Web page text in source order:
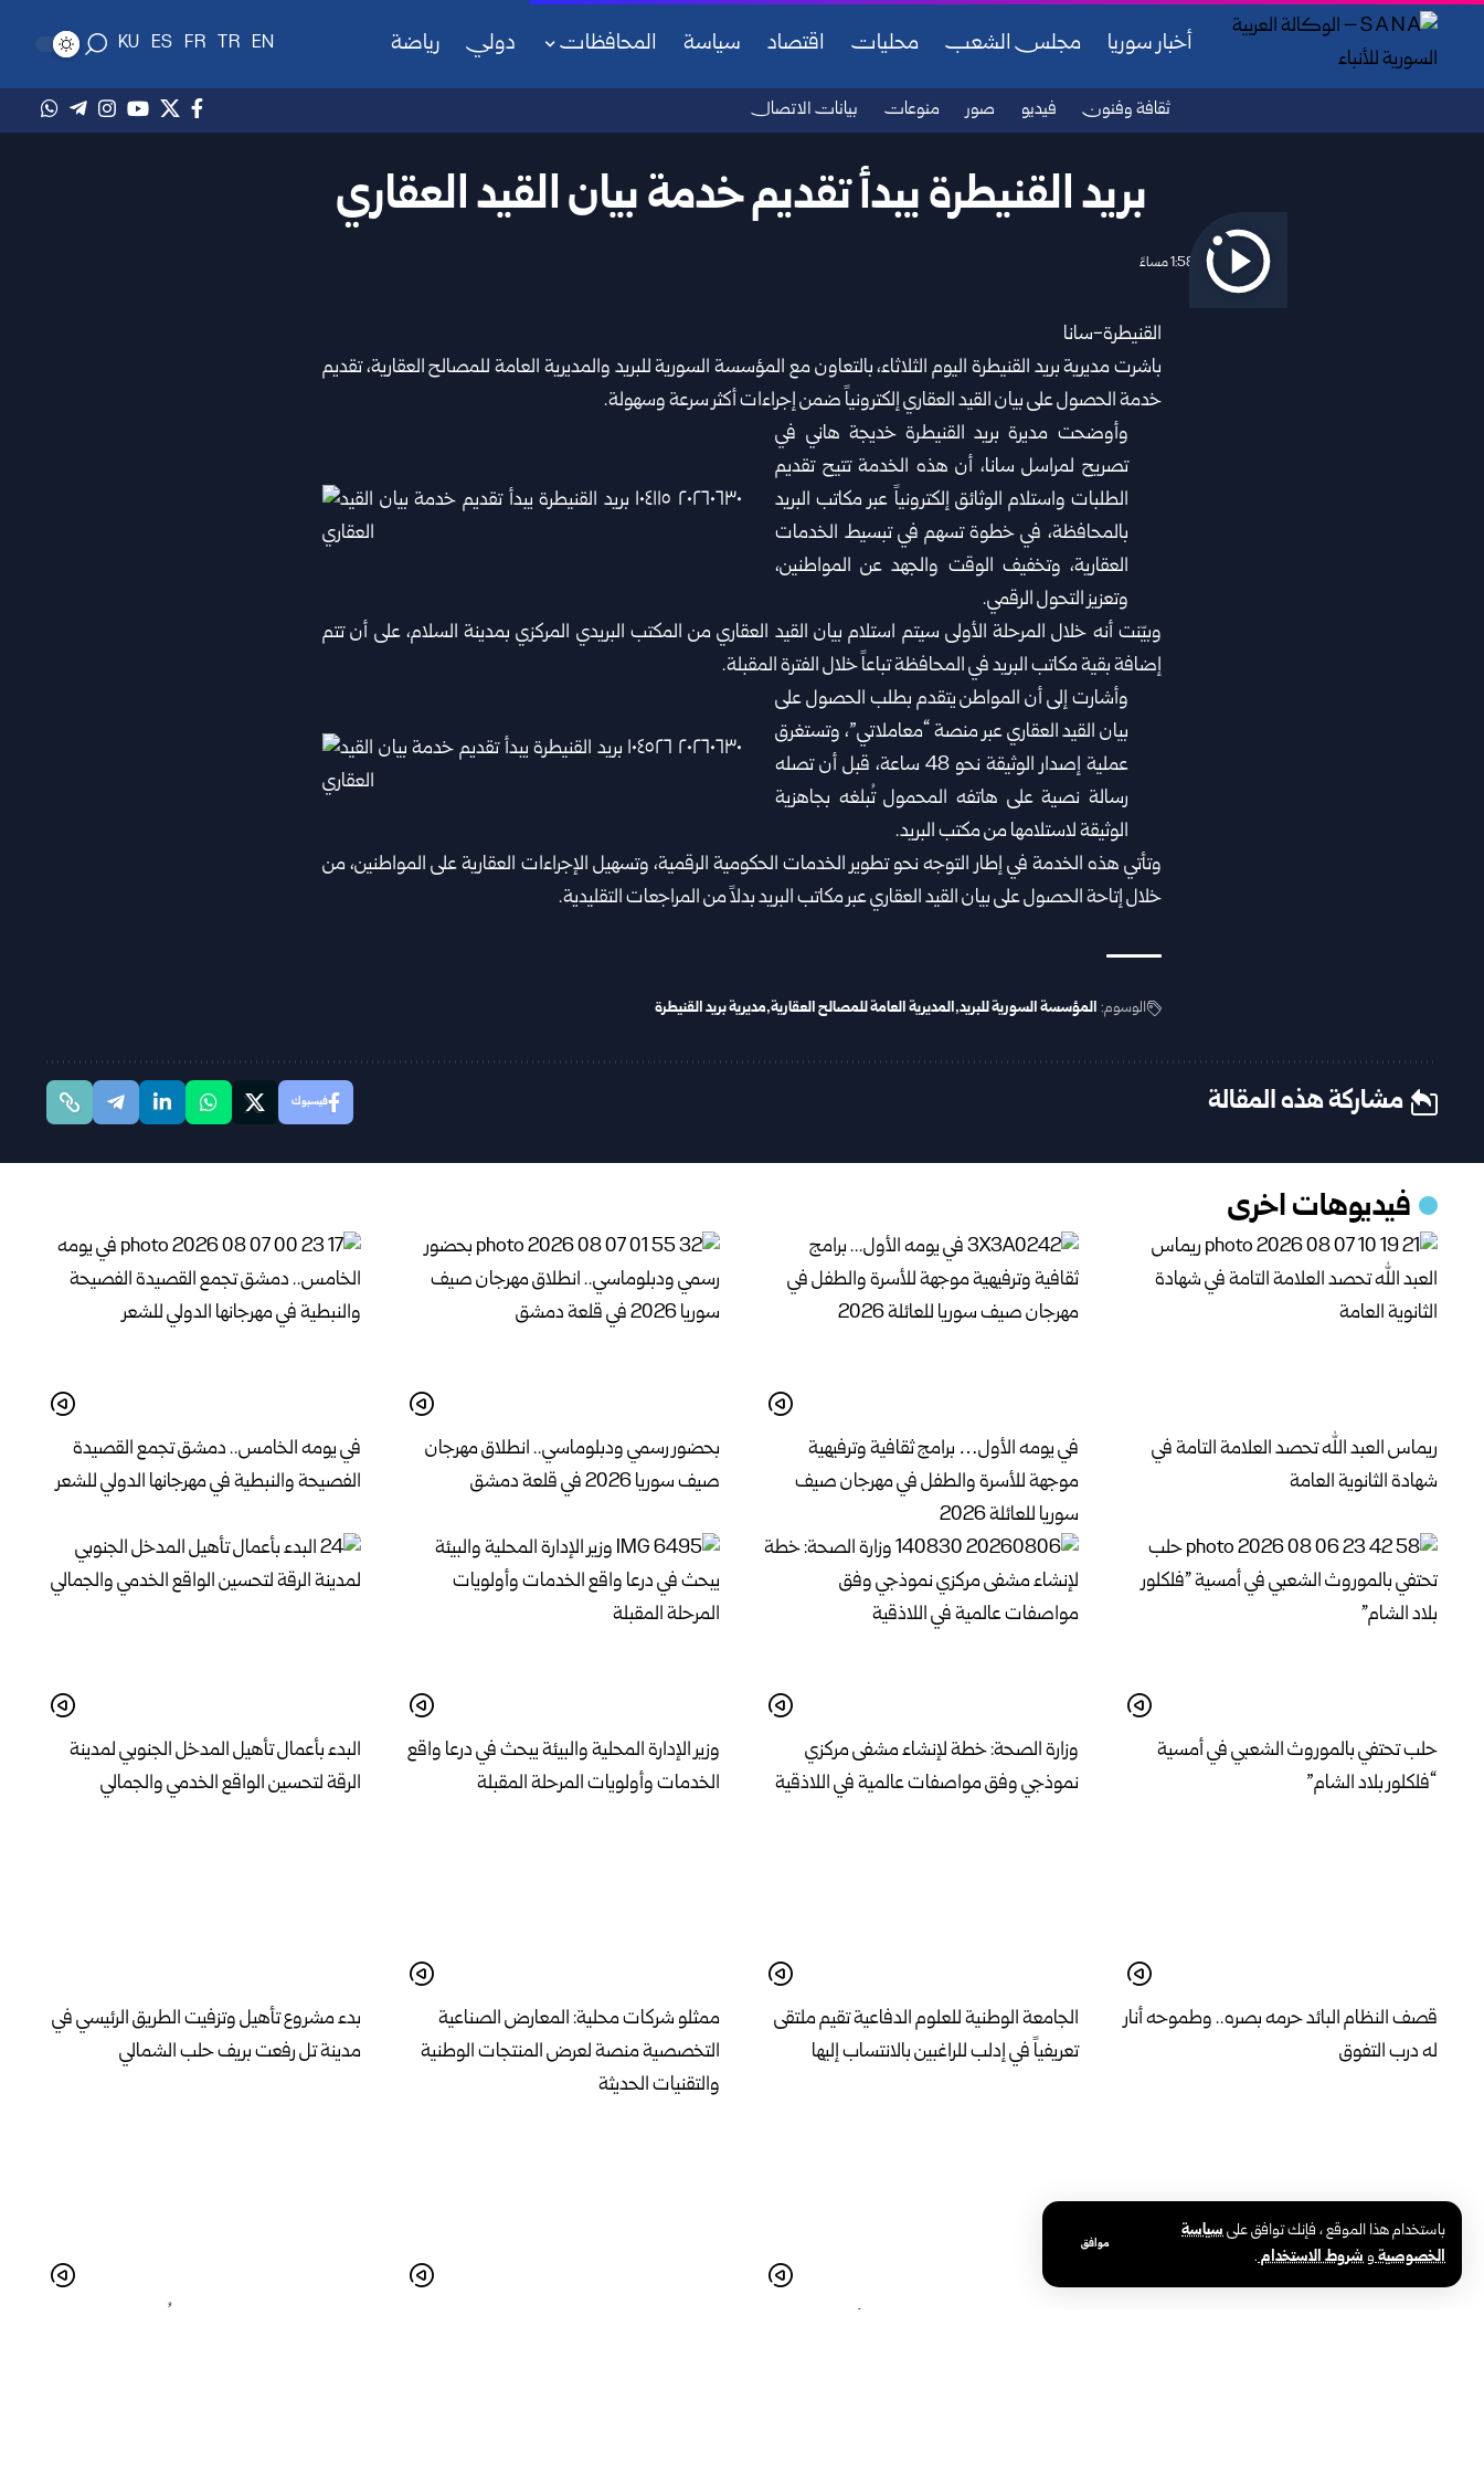
باستخدام هذا الموقع ، فإنك توافق علىسياسة
الخصوصيةوشروط الاستخدام.
موافق
أخبار سوريا مجلس الشعب محليات اقتصاد سياسة المحافظات دولي رياضة EN
TR
FR
ES
KU
ثقافة وفنون فيديو صور منوعات بيانات الاتصال
بريد القنيطرة يبدأ تقديم خدمة بيان القيد العقاري
2026/06/30 1:58 مساءً
القنيطرة-سانا
باشرت مديرية بريد القنيطرة اليوم الثلاثاء، بالتعاون مع المؤسسة السورية للبريد والمديرية العامة للمصالح العقارية، تقديم
خدمة الحصول على بيان القيد العقاري إلكترونياً ضمن إجراءات أكثر سرعة وسهولة.
وأوضحت مديرة بريد القنيطرة خديجة هاني في
تصريح لمراسل سانا، أن هذه الخدمة تتيح تقديم
الطلبات واستلام الوثائق إلكترونياً عبر مكاتب البريد
بالمحافظة، في خطوة تسهم في تبسيط الخدمات
العقارية، وتخفيف الوقت والجهد عن المواطنين،
وتعزيز التحول الرقمي.
وبيّنت أنه خلال المرحلة الأولى سيتم استلام بيان القيد العقاري من المكتب البريدي المركزي بمدينة السلام، على أن تتم
إضافة بقية مكاتب البريد في المحافظة تباعاً خلال الفترة المقبلة.
وأشارت إلى أن المواطن يتقدم بطلب الحصول على
بيان القيد العقاري عبر منصة “معاملاتي”، وتستغرق
عملية إصدار الوثيقة نحو 48 ساعة، قبل أن تصله
رسالة نصية على هاتفه المحمول تُبلغه بجاهزية
الوثيقة لاستلامها من مكتب البريد.
وتأتي هذه الخدمة في إطار التوجه نحو تطوير الخدمات الحكومية الرقمية، وتسهيل الإجراءات العقارية على المواطنين، من
خلال إتاحة الحصول على بيان القيد العقاري عبر مكاتب البريد بدلاً من المراجعات التقليدية.
الوسوم: المؤسسة السورية للبريد المديرية العامة للمصالح العقارية مديرية بريد القنيطرة
مشاركة هذه المقالة فيسبوك
فيديوهات اخرى
ريماس العبد الله تحصد العلامة التامة في
شهادة الثانوية العامة
في يومه الأول… برامج ثقافية وترفيهية
موجهة للأسرة والطفل في مهرجان صيف
سوريا للعائلة 2026
بحضور رسمي ودبلوماسي.. انطلاق مهرجان
صيف سوريا 2026 في قلعة دمشق
في يومه الخامس.. دمشق تجمع القصيدة
الفصيحة والنبطية في مهرجانها الدولي للشعر
حلب تحتفي بالموروث الشعبي في أمسية
“فلكلور بلاد الشام”
وزارة الصحة: خطة لإنشاء مشفى مركزي
نموذجي وفق مواصفات عالمية في اللاذقية
وزير الإدارة المحلية والبيئة يبحث في درعا واقع
الخدمات وأولويات المرحلة المقبلة
البدء بأعمال تأهيل المدخل الجنوبي لمدينة
الرقة لتحسين الواقع الخدمي والجمالي
قصف النظام البائد حرمه بصره.. وطموحه أنار
له درب التفوق
الجامعة الوطنية للعلوم الدفاعية تقيم ملتقى
تعريفياً في إدلب للراغبين بالانتساب إليها
ممثلو شركات محلية: المعارض الصناعية
التخصصية منصة لعرض المنتجات الوطنية
والتقنيات الحديثة
بدء مشروع تأهيل وتزفيت الطريق الرئيسي في
مدينة تل رفعت بريف حلب الشمالي